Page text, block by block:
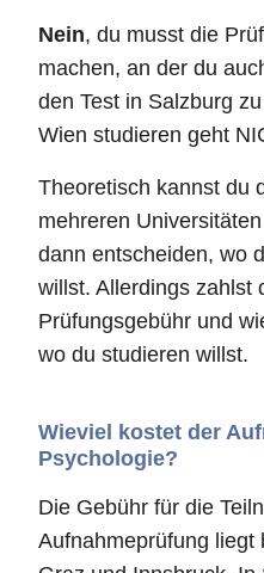
Nein, du musst die
machen, an der du
den Test in Salzburg
Wien studieren geht
Theoretisch kannst du
mehreren
dann entscheiden, wo
willst. Allerdings zahlst
Prüfungsgebühr und
wo du studieren willst.
Wieviel kostet der
Psychologie?
Die Gebühr für die
Aufnahmeprüfung liegt